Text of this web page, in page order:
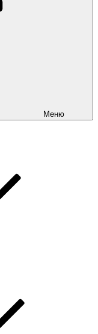
Меню